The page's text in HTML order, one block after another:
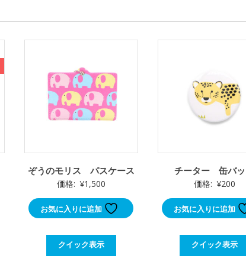
ぞうのモリス パスケース
価格: ¥1,500
お気に入りに追加
クイック表示
チーター 缶バ
価格: ¥200
お気に入りに追加
クイック表示